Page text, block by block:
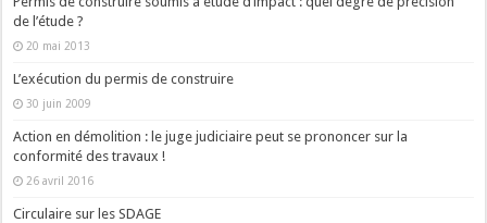
de l’étude ?
20 mai 2013
L’exécution du permis de construire
30 juin 2009
Action en démolition : le juge judiciaire peut se prononcer sur la
conformité des travaux !
26 avril 2016
Circulaire sur les SDAGE